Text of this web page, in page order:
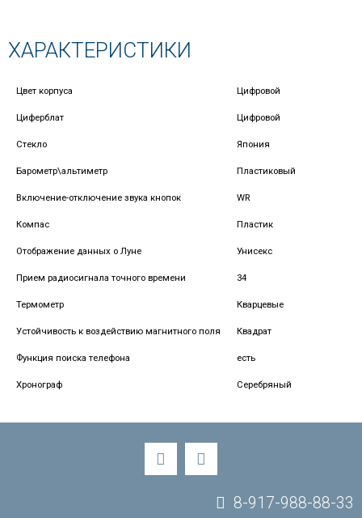
ХАРАКТЕРИСТИКИ
Цвет корпуса Цифровой
Циферблат Цифровой
Стекло Япония
Барометр\альтиметр Пластиковый
Включение-отключение звука кнопок WR
Компас Пластик
Отображение данных о Луне Унисекс
Прием радиосигнала точного времени 34
Термометр Кварцевые
Устойчивость к воздействию магнитного поля Квадрат
Функция поиска телефона есть
Хронограф Серебряный
8-917-988-88-33